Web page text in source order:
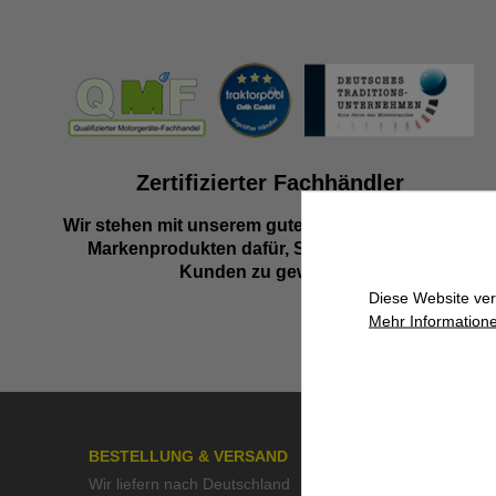
Zertifizierter Fachhändler
Wir stehen mit unserem guten Namen und besten
Markenprodukten dafür, Sie als zufriedenen
Kunden zu gewinnen.
BESTELLUNG & VERSAND
Wir liefern nach Deutschland
Diese Website
Mehr